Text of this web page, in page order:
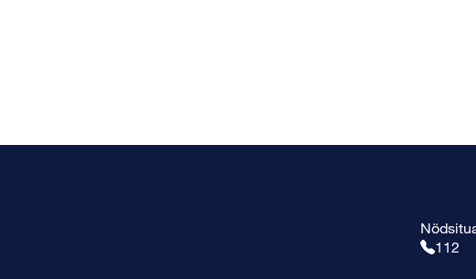
112